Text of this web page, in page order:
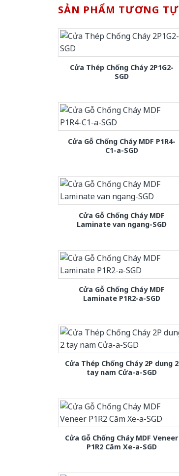
SẢN PHẨM TƯƠNG TỰ
Cửa Thép Chống Cháy 2P1G2-
SGD
Cửa Gỗ Chống Cháy MDF P1R4-
C1-a-SGD
Cửa Gỗ Chống Cháy MDF
Laminate van ngang-SGD
Cửa Gỗ Chống Cháy MDF
Laminate P1R2-a-SGD
Cửa Thép Chống Cháy 2P dung 2
tay nam Cửa-a-SGD
Cửa Gỗ Chống Cháy MDF Veneer
P1R2 Căm Xe-a-SGD